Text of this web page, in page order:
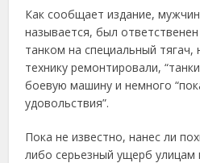
Как сообщает издание,
называется, был
танком на специальный
технику ремонтировали,
боевую машину и немного
удовольствия”.
Пока не известно, нанес ли
либо серьезный ущерб улицам